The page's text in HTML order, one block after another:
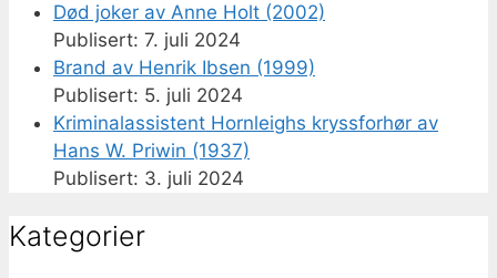
Død joker av Anne Holt (2002)
7. juli 2024
Brand av Henrik Ibsen (1999)
5. juli 2024
Kriminalassistent Hornleighs kryssforhør av
Hans W. Priwin (1937)
3. juli 2024
Kategorier